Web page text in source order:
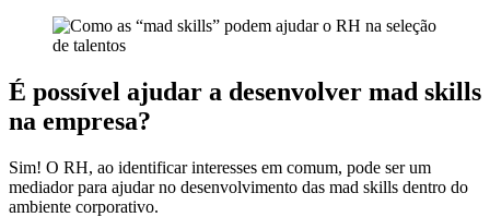
É possível ajudar a desenvolver mad skills
na empresa?
Sim! O RH, ao identificar interesses em comum, pode ser um
mediador para ajudar no desenvolvimento das mad skills dentro do
ambiente corporativo.